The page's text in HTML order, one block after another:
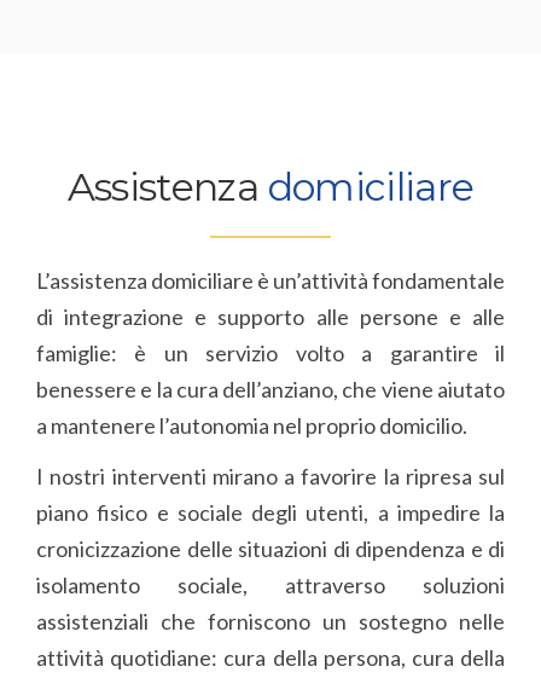
Assistenza domiciliare
L’assistenza domiciliare è un’attività fondamentale
di integrazione e supporto alle persone e alle
famiglie: è un servizio volto a garantire il
benessere e la cura dell’anziano, che viene aiutato
a mantenere l’autonomia nel proprio domicilio.
I nostri interventi mirano a favorire la ripresa sul
piano fisico e sociale degli utenti, a impedire la
cronicizzazione delle situazioni di dipendenza e di
isolamento sociale, attraverso soluzioni
assistenziali che forniscono un sostegno nelle
attività quotidiane: cura della persona, cura della